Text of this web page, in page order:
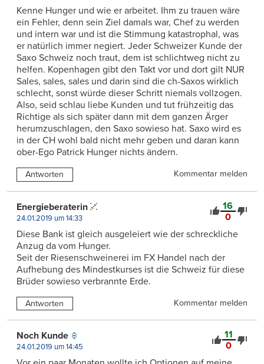
Kenne Hunger und wie er arbeitet. Ihm zu trauen wäre
ein Fehler, denn sein Ziel damals war, Chef zu werden
und intern war und ist die Stimmung katastrophal, was
er natürlich immer negiert. Jeder Schweizer Kunde der
Saxo Schweiz noch traut, dem ist schlichtweg nicht zu
helfen. Kopenhagen gibt den Takt vor und dort gilt NUR
Sales, sales, sales und darin sind die ch-Saxos wirklich
schlecht, sonst würde dieser Schritt niemals vollzogen.
Also, seid schlau liebe Kunden und tut frühzeitig das
Richtige als sich später dann mit dem ganzen Ärger
herumzuschlagen, den Saxo sowieso hat. Saxo wird es
in der CH wohl bald nicht mehr geben und daran kann
ober-Ego Patrick Hunger nichts ändern.
Antworten Kommentar melden
16
0
Energieberaterin
24.01.2019 um 14:33
Diese Bank ist gleich ausgeleiert wie der schreckliche
Anzug da vom Hunger.
Seit der Riesenschweinerei im FX Handel nach der
Aufhebung des Mindestkurses ist die Schweiz für diese
Brüder sowieso verbrannte Erde.
Antworten Kommentar melden
11
0
Noch Kunde
24.01.2019 um 14:45